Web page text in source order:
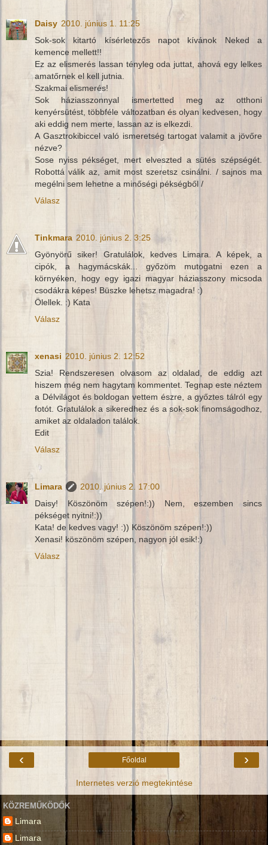
Daisy 2010. június 1. 11:25
Sok-sok kitartó kísérletezős napot kívánok Neked a
kemence mellett!!
Ez az elismerés lassan tényleg oda juttat, ahová egy lelkes
amatőrnek el kell jutnia.
Szakmai elismerés!
Sok háziasszonnyal ismertetted meg az otthoni
kenyérsütést, többféle változatban és olyan kedvesen, hogy
aki eddig nem merte, lassan az is elkezdi.
A Gasztrokibiccel való ismeretség tartogat valamit a jövőre
nézve?
Sose nyiss pékséget, mert elveszted a sütés szépségét.
Robottá válik az, amit most szeretsz csinálni. / sajnos ma
megélni sem lehetne a minőségi pékségből /
Válasz
Tinkmara 2010. június 2. 3:25
Gyönyörű siker! Gratulálok, kedves Limara. A képek, a
cipók, a hagymácskák... győzöm mutogatni ezen a
környéken, hogy egy igazi magyar háziasszony micsoda
csodákra képes! Büszke lehetsz magadra! :)
Ölellek. :) Kata
Válasz
xenasi 2010. június 2. 12:52
Szia! Rendszeresen olvasom az oldalad, de eddig azt
hiszem még nem hagytam kommentet. Tegnap este néztem
a Délvilágot és boldogan vettem észre, a győztes tálról egy
fotót. Gratulálok a sikeredhez és a sok-sok finomságodhoz,
amiket az oldaladon találok.
Edit
Válasz
Limara
2010. június 2. 17:00
Daisy! Köszönöm szépen!:)) Nem, eszemben sincs
pékséget nyitni!:))
Kata! de kedves vagy! :)) Köszönöm szépen!:))
Xenasi! köszönöm szépen, nagyon jól esik!:)
Válasz
‹ ›
Főoldal
Internetes verzió megtekintése
KÖZREMŰKÖDŐK
Limara
Limara